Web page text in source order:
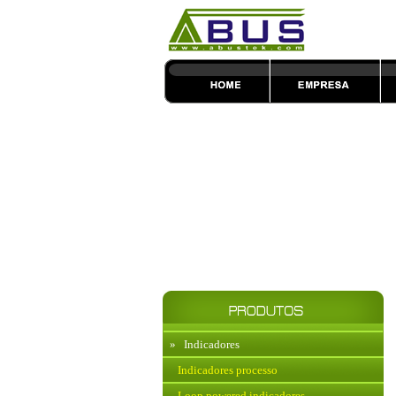
» Indicadores
Indicadores processo